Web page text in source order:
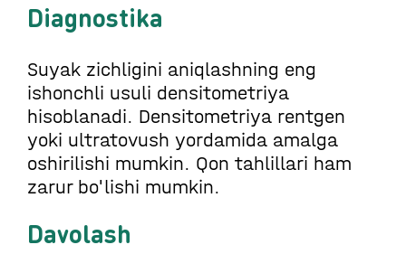
Diagnostika
Suyak zichligini aniqlashning eng
ishonchli usuli densitometriya
hisoblanadi. Densitometriya rentgen
yoki ultratovush yordamida amalga
oshirilishi mumkin. Qon tahlillari ham
zarur bo'lishi mumkin.
Davolash